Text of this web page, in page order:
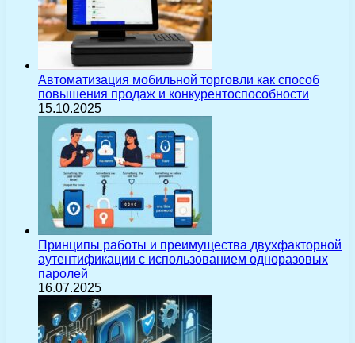
Автоматизация мобильной торговли как способ
повышения продаж и конкурентоспособности
15.10.2025
Принципы работы и преимущества двухфакторной
аутентификации с использованием одноразовых
паролей
16.07.2025